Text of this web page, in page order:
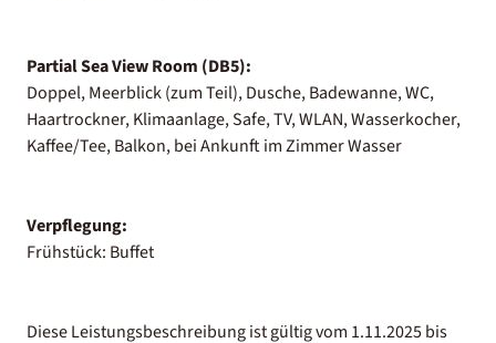
Partial Sea View Room (DB5):
Doppel, Meerblick (zum Teil), Dusche, Badewanne, WC,
Haartrockner, Klimaanlage, Safe, TV, WLAN, Wasserkocher,
Kaffee/Tee, Balkon, bei Ankunft im Zimmer Wasser
Verpflegung:
Frühstück: Buffet
Diese Leistungsbeschreibung ist gültig vom 1.11.2025 bis